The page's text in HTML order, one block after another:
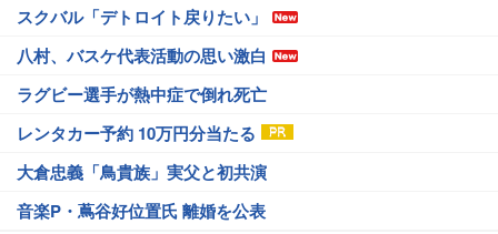
スクバル「デトロイト戻りたい」
八村、バスケ代表活動の思い激白
ラグビー選手が熱中症で倒れ死亡
レンタカー予約 10万円分当たる
大倉忠義「鳥貴族」実父と初共演
音楽P・蔦谷好位置氏 離婚を公表